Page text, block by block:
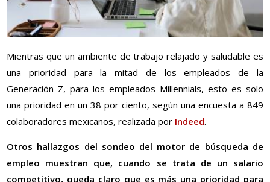
Mientras que un ambiente de trabajo relajado y saludable es
una prioridad para la mitad de los empleados de la
Generación Z, para los empleados Millennials, esto es solo
una prioridad en un 38 por ciento, según una encuesta a 849
colaboradores mexicanos, realizada por Indeed.
Otros hallazgos del sondeo del motor de búsqueda de
empleo muestran que, cuando se trata de un salario
competitivo, queda claro que es más una prioridad para